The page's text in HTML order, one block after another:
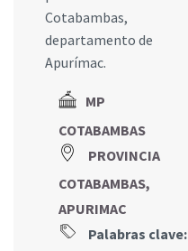
Cotabambas,
departamento de
Apurímac.
MP
COTABAMBAS
PROVINCIA
COTABAMBAS,
APURIMAC
Palabras clave: